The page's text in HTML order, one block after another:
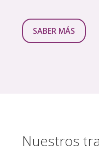
SABER MÁS
Nuestros